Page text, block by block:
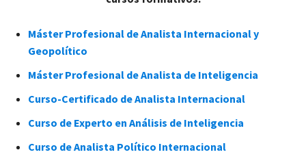
Máster Profesional de Analista Internacional y
Geopolítico
Máster Profesional de Analista de Inteligencia
Curso-Certificado de Analista Internacional
Curso de Experto en Análisis de Inteligencia
Curso de Analista Político Internacional